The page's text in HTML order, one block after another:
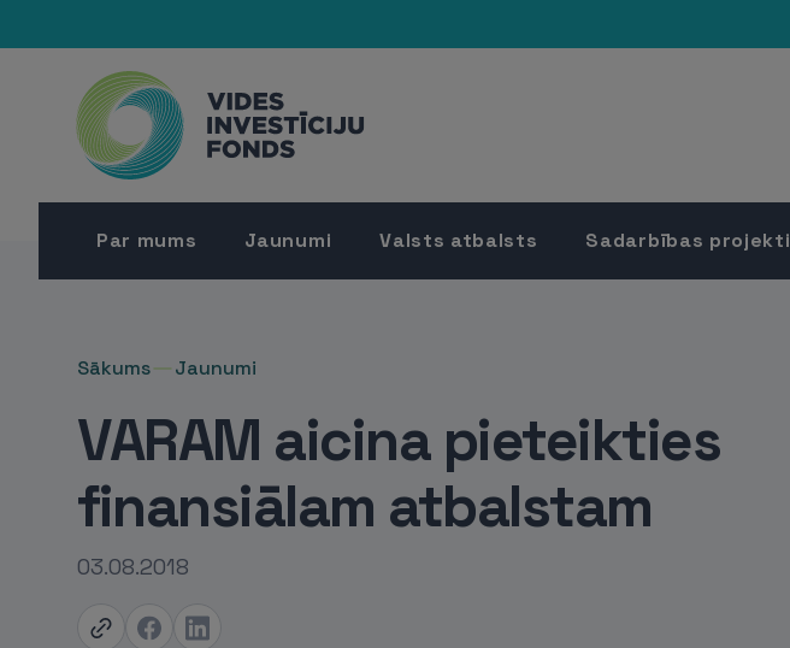
Par mums Jaunumi Valsts atbalsts Sadarbības projekti
Sākums Jaunumi
VARAM aicina pieteikties
finansiālam atbalstam
03.08.2018